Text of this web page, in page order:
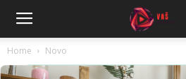
Home Novo